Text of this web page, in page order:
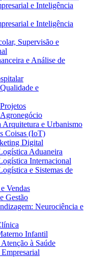
e Inteligência
e Inteligência
Supervisão e
e Análise de
e
Arquitetura e Urbanismo
Coisas (IoT)
Digital
Aduaneira
Internacional
e Sistemas de
Vendas
Gestão
Neurociência e
Infantil
à Saúde